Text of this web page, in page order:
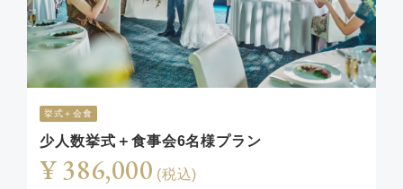
挙式＋会食
少人数挙式＋食事会6名様プラン
¥ 386,000 (税込)